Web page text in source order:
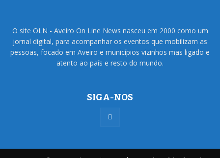
O site OLN - Aveiro On Line News nasceu em 2000 como um
jornal digital, para acompanhar os eventos que mobilizam as
pessoas, focado em Aveiro e municípios vizinhos mas ligado e
atento ao país e resto do mundo.
SIGA-NOS